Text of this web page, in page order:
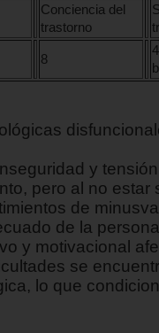
Conciencia del
trastorno
8
y
pero al no estar
de
de la
y motivacional
se
lo que